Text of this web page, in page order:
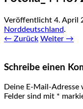
Veröffentlicht 4. April
Norddeutschland.
← Zurück Weiter →
Schreibe einen
Deine E-Mail-
Felder sind mit *